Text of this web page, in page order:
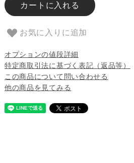
カートに入れる
お気に入りに追加
オプションの値段詳細
特定商取引法に基づく表記（返品等）
この商品について問い合わせる
他の商品を見てみる